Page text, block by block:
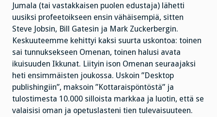
Jumala (tai vastakkaisen puolen edustaja) lähetti
uusiksi profeetoikseen ensin vähäisempiä, sitten
Steve Jobsin, Bill Gatesin ja Mark Zuckerbergin.
Keskuuteemme kehittyi kaksi suurta uskontoa: toinen
sai tunnuksekseen Omenan, toinen halusi avata
ikuisuuden Ikkunat. Liityin ison Omenan seuraajaksi
heti ensimmäisten joukossa. Uskoin ”Desktop
publishingiin”, maksoin ”Kottaraispöntöstä” ja
tulostimesta 10.000 silloista markkaa ja luotin, että se
valaisisi oman ja opetuslasteni tien tulevaisuuteen.